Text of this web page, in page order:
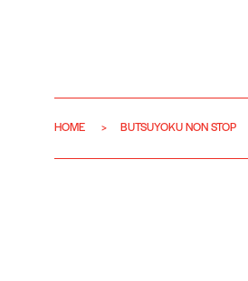
HOME BUTSUYOKU NON STOP